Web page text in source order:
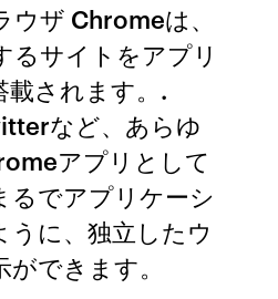
ザ Chromeは、
るサイトをアプリ
載されます。.
など、あらゆ
アプリとして
るでアプリケーシ
うに、独立したウ
できます。